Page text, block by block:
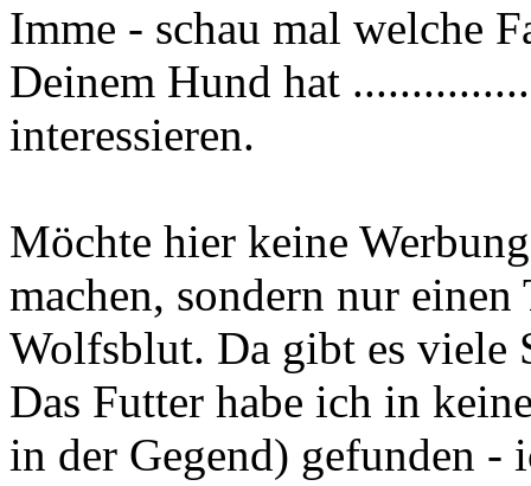
Imme - schau mal welche
Deinem Hund hat
interessieren.
Möchte hier keine
machen, sondern nur
Wolfsblut. Da gibt es viele
Das Futter habe ich in
in der Gegend) gefunden -